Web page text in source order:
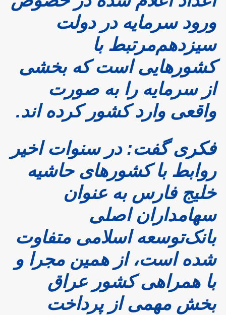
ورود سرمایه در دولت
سیزدهم‌مرتبط با
کشورهایی است که بخشی
از سرمایه را به صورت
واقعی وارد کشور کرده اند.
فکری گفت: در سنوات اخیر
روابط با کشورهای حاشیه
خلیج فارس به عنوان
سهامداران اصلی
بانک‌توسعه اسلامی متفاوت
شده است، از همین مجرا و
با همراهی کشور عراق
بخش مهمی از پرداخت